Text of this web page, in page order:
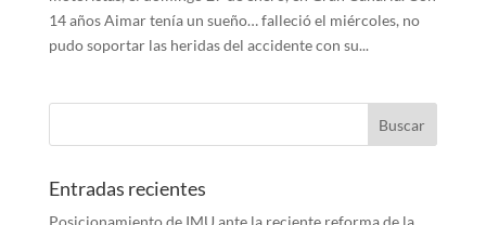
14 años Aimar tenía un sueño… falleció el miércoles, no
pudo soportar las heridas del accidente con su...
Entradas recientes
Posicionamiento de IMU ante la reciente reforma de la